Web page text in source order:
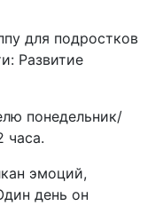
для подростков
Развитие
понедельник/
часа.
эмоций,
день он